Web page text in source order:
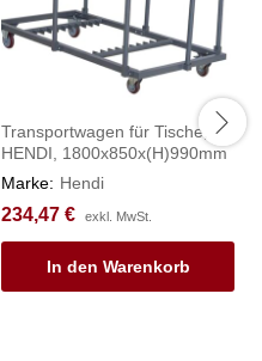
Transportwagen für Tische,
HENDI, 1800x850x(H)990mm
Marke: Hendi
234,47 € exkl. MwSt.
In den Warenkorb